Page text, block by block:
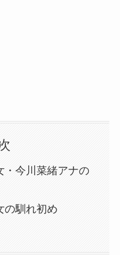
・今川菜緒アナの
の馴れ初め